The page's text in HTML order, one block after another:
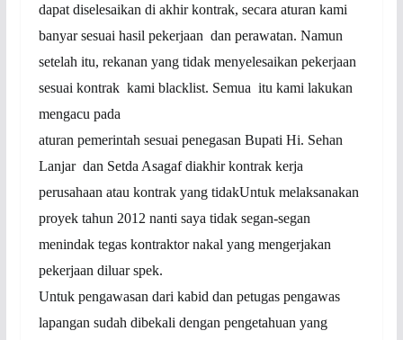
dapat diselesaikan di akhir kontrak, secara aturan kami
banyar sesuai hasil pekerjaan dan perawatan. Namun
setelah itu, rekanan yang tidak menyelesaikan pekerjaan
sesuai kontrak kami blacklist. Semua itu kami lakukan
mengacu pada
aturan pemerintah sesuai penegasan Bupati Hi. Sehan
Lanjar dan Setda Asagaf diakhir kontrak kerja
perusahaan atau kontrak yang tidakUntuk melaksanakan
proyek tahun 2012 nanti saya tidak segan-segan
menindak tegas kontraktor nakal yang mengerjakan
pekerjaan diluar spek.
Untuk pengawasan dari kabid dan petugas pengawas
lapangan sudah dibekali dengan pengetahuan yang